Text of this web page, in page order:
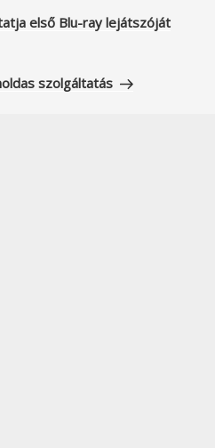
első Blu-ray lejátszóját
szolgáltatás